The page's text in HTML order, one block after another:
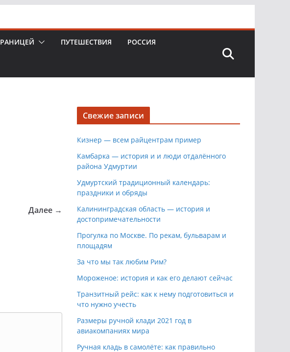
ПУТЕШЕСТВИЯ РОССИЯ
Далее →
Свежие записи
Кизнер — всем райцентрам пример
Камбарка — история и и люди отдалённого
района Удмуртии
Удмуртский традиционный календарь:
праздники и обряды
Калининградская область — история и
достопримечательности
Прогулка по Москве. По рекам, бульварам и
площадям
За что мы так любим Рим?
Мороженое: история и как его делают сейчас
Транзитный рейс: как к нему подготовиться и
что нужно учесть
Размеры ручной клади 2021 год в
авиакомпаниях мира
Ручная кладь в самолёте: как правильно